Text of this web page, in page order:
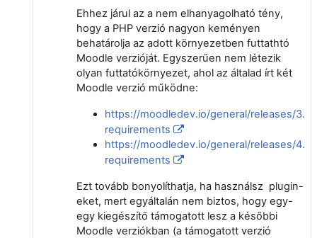
Ehhez járul az a nem elhanyagolható tény,
hogy a PHP verzió nagyon keményen
behatárolja az adott környezetben futtathtó
Moodle verzióját. Egyszerűen nem létezik
olyan futtatókörnyezet, ahol az általad írt két
Moodle verzió működne:
https://moodledev.io/general/releases/
requirements
https://moodledev.io/general/releases/
requirements
Ezt tovább bonyolíthatja, ha használsz plugin-
eket, mert egyáltalán nem biztos, hogy egy-
egy kiegészítő támogatott lesz a későbbi
Moodle verziókban (a támogatott verzió